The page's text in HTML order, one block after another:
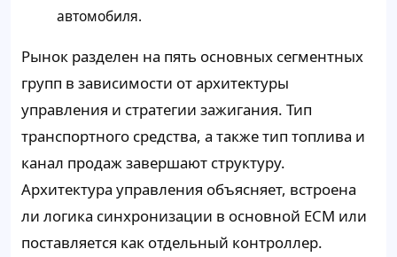
автомобиля.
Рынок разделен на пять основных сегментных
групп в зависимости от архитектуры
управления и стратегии зажигания. Тип
транспортного средства, а также тип топлива и
канал продаж завершают структуру.
Архитектура управления объясняет, встроена
ли логика синхронизации в основной ECM или
поставляется как отдельный контроллер.